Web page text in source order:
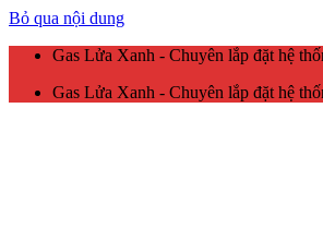
Bỏ qua nội dung
Gas Lửa Xanh - Chuyên lắp đặt hệ
Gas Lửa Xanh - Chuyên lắp đặt hệ